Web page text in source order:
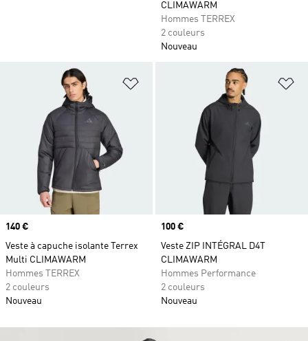
CLIMAWARM
Hommes TERREX
2 couleurs
Nouveau
Ajouter à la Liste de produits
Prix
140 €
Veste à capuche isolante Terrex
Multi CLIMAWARM
Hommes TERREX
2 couleurs
Nouveau
Prix
100 €
Veste ZIP INTÉGRAL D4T
CLIMAWARM
Hommes Performance
2 couleurs
Nouveau